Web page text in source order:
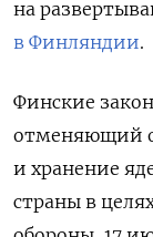
на
в Финляндии.
Финские
отменяющий
и хранение
страны в